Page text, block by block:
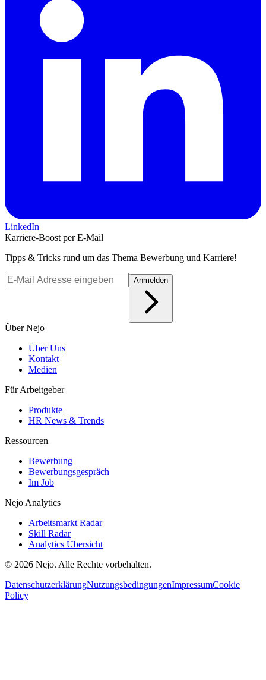
LinkedIn
Karriere-Boost per E-Mail
Tipps & Tricks rund um das Thema Bewerbung und Karriere!
Anmelden
Über Nejo
Über Uns
Kontakt
Medien
Für Arbeitgeber
Produkte
HR News & Trends
Ressourcen
Bewerbung
Bewerbungsgespräch
Im Job
Nejo Analytics
Arbeitsmarkt Radar
Skill Radar
Analytics Übersicht
© 2026 Nejo. Alle Rechte vorbehalten.
DatenschutzerklärungNutzungsbedingungenImpressumCookie
Policy